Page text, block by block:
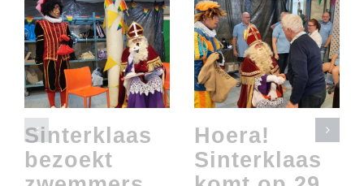
Sinterklaas
bezoekt
Hoera!
Sinterklaas